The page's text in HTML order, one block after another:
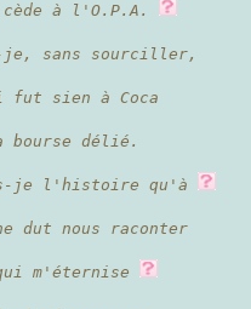
à l'O.P.A.
je, sans sourciller,
fut sien à Coca
bourse délié.
je l'histoire qu'à
dut nous raconter
m'éternise